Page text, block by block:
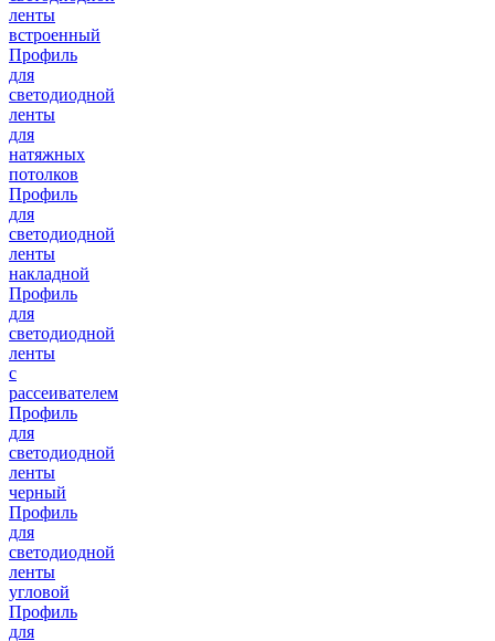
ленты
встроенный
Профиль
для
светодиодной
ленты
для
натяжных
потолков
Профиль
для
светодиодной
ленты
накладной
Профиль
для
светодиодной
ленты
с
рассеивателем
Профиль
для
светодиодной
ленты
черный
Профиль
для
светодиодной
ленты
угловой
Профиль
для